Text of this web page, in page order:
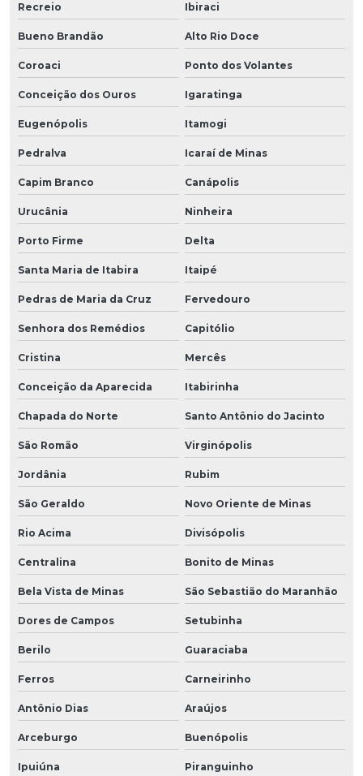
Recreio Ibiraci
Bueno Brandão Alto Rio Doce
Coroaci Ponto dos Volantes
Conceição dos Ouros Igaratinga
Eugenópolis Itamogi
Pedralva Icaraí de Minas
Capim Branco Canápolis
Urucânia Ninheira
Porto Firme Delta
Santa Maria de Itabira Itaipé
Pedras de Maria da Cruz Fervedouro
Senhora dos Remédios Capitólio
Cristina Mercês
Conceição da Aparecida Itabirinha
Chapada do Norte Santo Antônio do Jacinto
São Romão Virginópolis
Jordânia Rubim
São Geraldo Novo Oriente de Minas
Rio Acima Divisópolis
Centralina Bonito de Minas
Bela Vista de Minas São Sebastião do Maranhão
Dores de Campos Setubinha
Berilo Guaraciaba
Ferros Carneirinho
Antônio Dias Araújos
Arceburgo Buenópolis
Ipuiúna Piranguinho